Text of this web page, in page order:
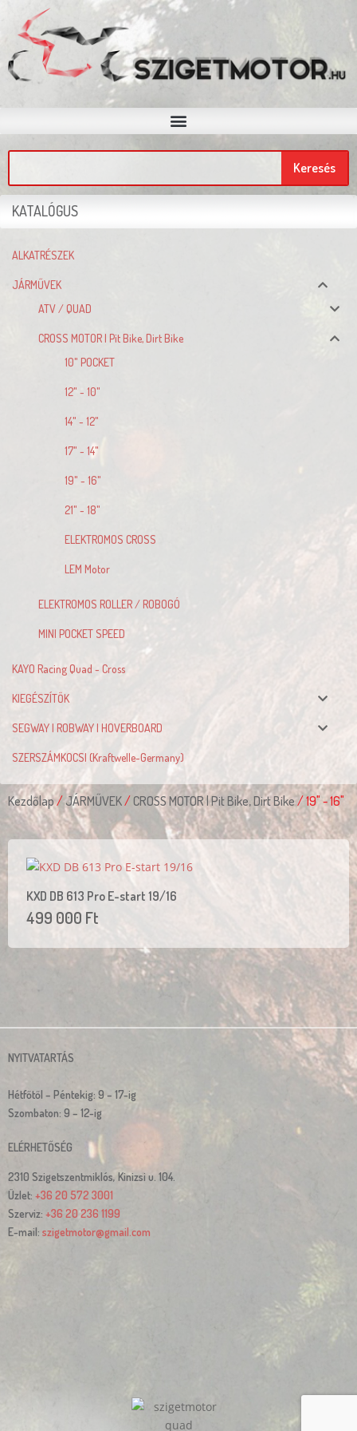
Keresés
KATALÓGUS
ALKATRÉSZEK
JÁRMŰVEK
ATV / QUAD
CROSS MOTOR | Pit Bike, Dirt Bike
10" POCKET
12" - 10"
14" - 12"
17" - 14"
19" - 16"
21" - 18"
ELEKTROMOS CROSS
LEM Motor
ELEKTROMOS ROLLER / ROBOGÓ
MINI POCKET SPEED
KAYO Racing Quad - Cross
KIEGÉSZÍTŐK
SEGWAY | ROBWAY | HOVERBOARD
SZERSZÁMKOCSI (Kraftwelle-Germany)
Kezdőlap/JÁRMŰVEK/CROSS MOTOR | Pit Bike, Dirt Bike/ 19" - 16"
KXD DB 613 Pro E-start 19/16
499 000 Ft
NYITVATARTÁS
Hétfőtől – Péntekig: 9 – 17-ig
Szombaton: 9 – 12-ig
ELÉRHETŐSÉG
2310 Szigetszentmiklós, Kinizsi u. 104.
Üzlet: +36 20 572 3001
Szerviz: +36 20 236 1199
E-mail: szigetmotor@gmail.com